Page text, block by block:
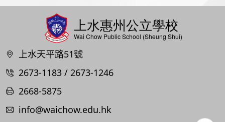
上水天平路51號
2673-1183 / 2673-1246
2668-5875
info@waichow.edu.hk